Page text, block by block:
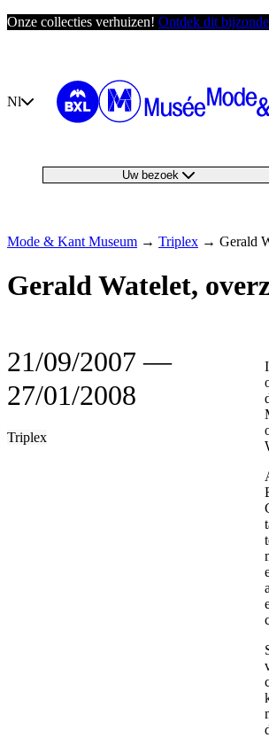
Ga
Onze collecties verhuizen! Ontdek dit
Nl
Uw bezoek
Mode & Kant Museum → Triplex → Gerald
Gerald Watelet,
21/09/2007 ―
27/01/2008
Triplex